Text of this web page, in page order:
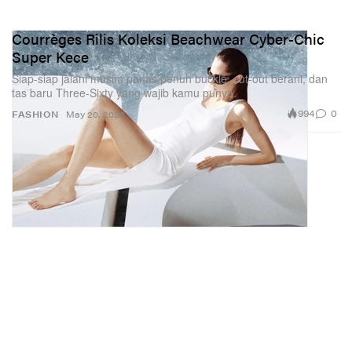
FASHION
Courrèges Rilis Koleksi Beachwear Cyber-Chic
Super Kece
Siap-siap jalani musim panas penuh buckle, cut-out berani, dan
tas baru Three-Sixty yang wajib kamu punya.
May 20, 2026 994 0